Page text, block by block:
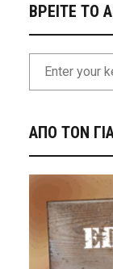
ΒΡΕΙΤΕ ΤΟ
ΑΠΟ ΤΟΝ